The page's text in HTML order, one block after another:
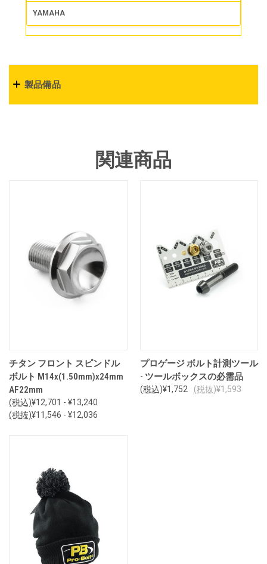
製品備品
関連商品
チタン フロント スピンドル
ボルト M14x(1.50mm)x24mm
AF22mm
¥12,701 - ¥13,240
(税込)
¥11,546 - ¥12,036
(税抜)
プロゲージ ボルト計測ツール
- ツールボックスの必需品
¥1,752
(税込) ¥1,593
(税抜)